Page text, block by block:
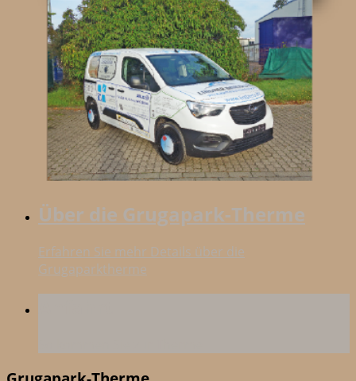
Über die Grugapark-Therme
Erfahren Sie mehr Details über die
Grugaparktherme